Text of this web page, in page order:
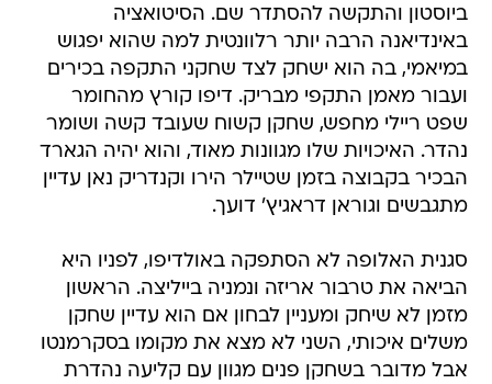
ביוסטון והתקשה להסתדר שם. הסיטואציה
באינדיאנה הרבה יותר רלוונטית למה שהוא יפגוש
במיאמי, בה הוא ישחק לצד שחקני התקפה בכירים
ועבור מאמן התקפי מבריק. דיפו קורץ מהחומר
שפט ריילי מחפש, שחקן קשוח שעובד קשה ושומר
נהדר. האיכויות שלו מגוונות מאוד, והוא יהיה הגארד
הבכיר בקבוצה בזמן שטיילר הירו וקנדריק נאן עדיין
מתגבשים וגוראן דראגיץ' דועך.
סגנית האלופה לא הסתפקה באולדיפו, לפניו היא
הביאה את טרבור אריזה ונמניה בייליצה. הראשון
מזמן לא שיחק ומעניין לבחון אם הוא עדיין שחקן
משלים איכותי, השני לא מצא את מקומו בסקרמנטו
אבל מדובר בשחקן פנים מגוון עם קליעה נהדרת